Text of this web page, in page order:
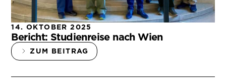
14. OKTOBER 2025
Bericht: Studienreise nach Wien
ZUM BEITRAG